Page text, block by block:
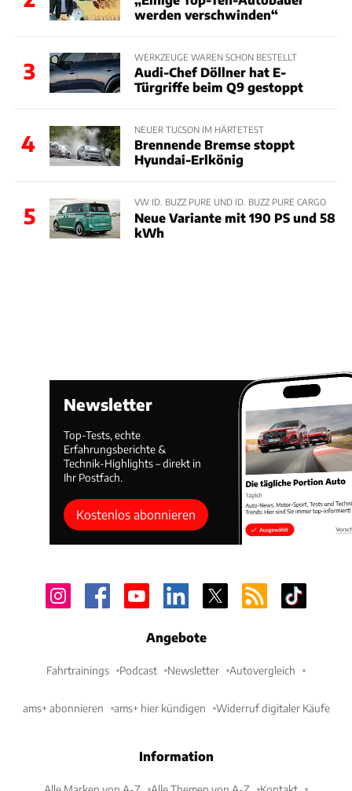
werden verschwinden“
3
WERKZEUGE WAREN SCHON BESTELLT
Audi-Chef Döllner hat E-
Türgriffe beim Q9 gestoppt
4
NEUER TUCSON IM HÄRTETEST
Brennende Bremse stoppt
Hyundai-Erlkönig
5
VW ID. BUZZ PURE UND ID. BUZZ PURE CARGO
Neue Variante mit 190 PS und 58
kWh
Newsletter
Top-Tests, echte
Erfahrungsberichte &
Technik-Highlights – direkt in
Ihr Postfach.
Kostenlos abonnieren
Angebote
Fahrtrainings Podcast Newsletter Autovergleich
ams+ abonnieren ams+ hier kündigen Widerruf digitaler Käufe
Information